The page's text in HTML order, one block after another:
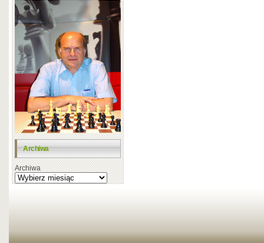
Archiwa
Archiwa